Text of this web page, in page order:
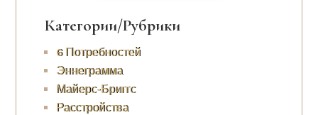
Категории/Рубрики
6 Потребностей
Эннеграмма
Майерс-Бриггс
Расстройства